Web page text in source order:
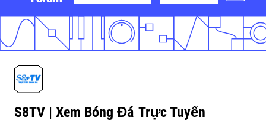
S8TV | Xem Bóng Đá Trực Tuyến